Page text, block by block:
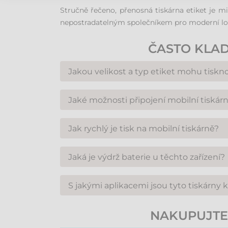
Stručně řečeno, přenosná tiskárna etiket je
nepostradatelným společníkem pro moderní
ČASTO
Jakou velikost a typ etiket mohu
mezer) i modely se senzorem (GAP), které
Jaké možnosti připojení mobilní
disponuje také USB portem pro konfiguraci
Jak rychlý je tisk na mobilní tiskárně?
dostačující.
Jaká je výdrž baterie u těchto zařízení?
disponují inteligentní správou energie pro
S jakými aplikacemi jsou tyto tiskárny
s profesionálním softwarem pro návrh etiket